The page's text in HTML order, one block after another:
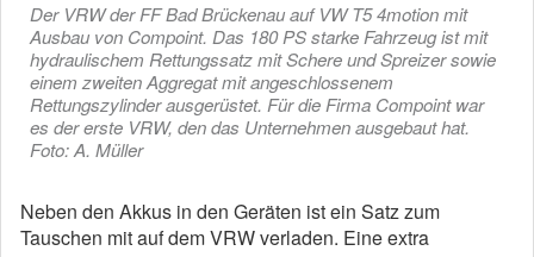
Der VRW der FF Bad Brückenau auf VW T5 4motion mit
Ausbau von Compoint. Das 180 PS starke Fahrzeug ist mit
hydraulischem Rettungssatz mit Schere und Spreizer sowie
einem zweiten Aggregat mit angeschlossenem
Rettungszylinder ausgerüstet. Für die Firma Compoint war
es der erste VRW, den das Unternehmen ausgebaut hat.
Foto: A. Müller
Neben den Akkus in den Geräten ist ein Satz zum
Tauschen mit auf dem VRW verladen. Eine extra